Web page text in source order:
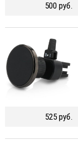
500 руб.
525 руб.